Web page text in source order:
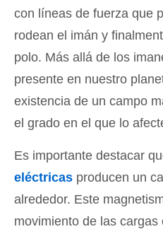
con líneas de fuerza que
rodean el imán y
polo. Más allá de los
presente en nuestro
existencia de un campo
el grado en el que lo
Es importante destacar
eléctricas producen un
alrededor. Este
movimiento de las cargas